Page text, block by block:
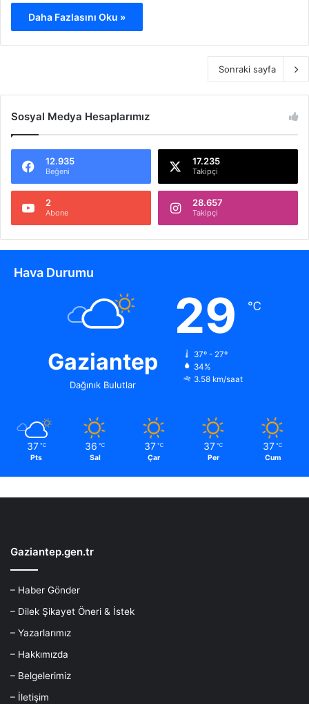
Daha Fazlasını Oku »
Sonraki sayfa
Sosyal Medya Hesaplarımız
12.935
Beğeni
17.235
Takipçi
2
Abone
28.657
Takipçi
Hava Durumu
Gaziantep
Dağınık Bulutlar
29 ℃
37º - 27º
34%
3.58 km/saat
37 ℃
Pts
36 ℃
Sal
37 ℃
Çar
37 ℃
Per
37 ℃
Cum
Gaziantep.gen.tr
– Haber Gönder
– Dilek Şikayet Öneri & İstek
– Yazarlarımız
– Hakkımızda
– Belgelerimiz
– İletişim